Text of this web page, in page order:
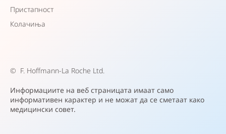
Пристапност
Колачиња
© F. Hoffmann-La Roche Ltd.
Информациите на веб страницата имаат само
информативен карактер и не можат да се сметаат како
медицински совет.